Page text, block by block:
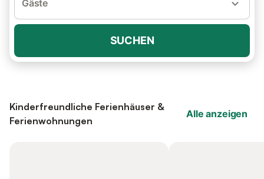
Gäste
SUCHEN
Kinderfreundliche Ferienhäuser &
Ferienwohnungen
Alle anzeigen